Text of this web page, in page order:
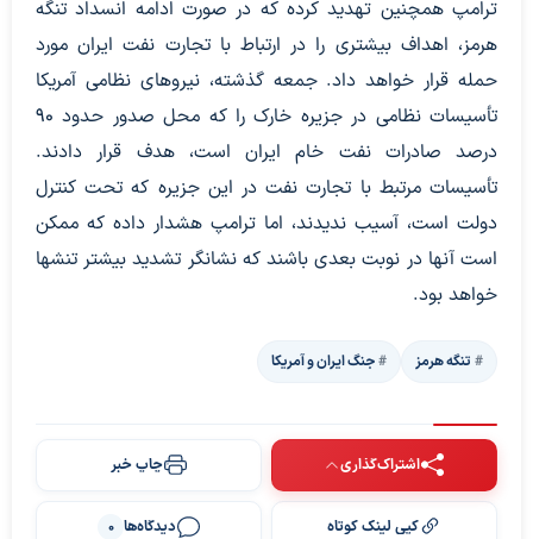
ترامپ همچنین تهدید کرده که در صورت ادامه انسداد تنگه
هرمز، اهداف بیشتری را در ارتباط با تجارت نفت ایران مورد
حمله قرار خواهد داد. جمعه گذشته، نیروهای نظامی آمریکا
تأسیسات نظامی در جزیره خارک را که محل صدور حدود ۹۰
درصد صادرات نفت خام ایران است، هدف قرار دادند.
تأسیسات مرتبط با تجارت نفت در این جزیره که تحت کنترل
دولت است، آسیب ندیدند، اما ترامپ هشدار داده که ممکن
است آنها در نوبت بعدی باشند که نشانگر تشدید بیشتر تنشها
خواهد بود.
تنگه هرمز جنگ ایران و آمریکا
اشتراک‌گذاری چاپ خبر
کپی لینک کوتاه دیدگاه‌ها 0